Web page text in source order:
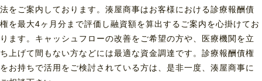
法をご案内しております。湊屋商事はお客様における診療報酬債
権を最大4ヶ月分まで評価し融資額を算出するご案内を心掛けてお
ります。キャッシュフローの改善をご希望の方や、医療機関を立
ち上げて間もない方などには最適な資金調達です。診療報酬債権
をお持ちで活用をご検討されている方は、是非一度、湊屋商事に